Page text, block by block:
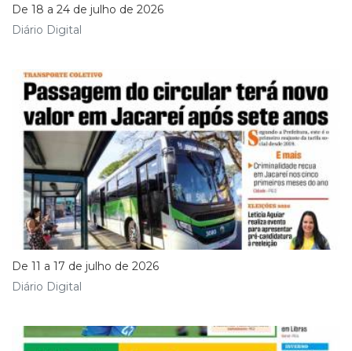
De 18 a 24 de julho de 2026
Diário Digital
De 11 a 17 de julho de 2026
Diário Digital